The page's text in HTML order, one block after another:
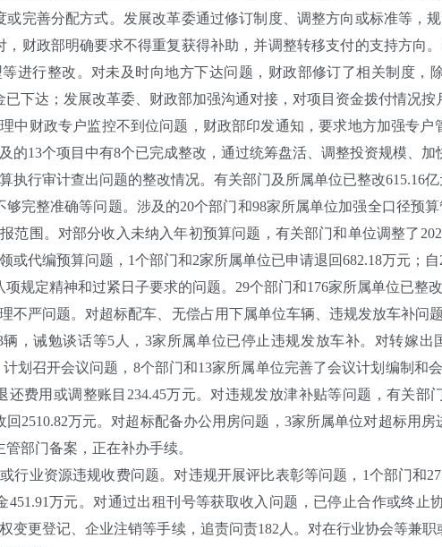
或完善分配方式。发展改革委通过修订制度、调整方向或标准等，
，财政部明确要求不得重复获得补助，并调整转移支付的支持方向
进行整改。对未及时向地方下达问题，财政部修订了相关制度，
下达；发展改革委、财政部加强沟通对接，对项目资金拨付情况按
财政专户监控不到位问题，财政部印发通知，要求地方加强专户
的13个项目中有8个已完成整改，通过统筹盘活、调整投资规模、加
行审计查出问题的整改情况。有关部门及所属单位已整改615.16亿
整准确等问题。涉及的20个部门和98家所属单位加强全口径预算
范围。对部分收入未纳入年初预算问题，有关部门和单位调整了
或代编预算问题，1个部门和2家所属单位已申请退回682.18万元；自
定精神和过紧日子要求的问题。29个部门和176家所属单位已整改
严问题。对超标配车、无偿占用下属单位车辆、违规发放车补问
辆，诫勉谈话等5人，3家所属单位已停止违规发放车补。对转嫁
计划召开会议问题，8个部门和13家所属单位完善了会议计划编制和
还费用或调整账目234.45万元。对违规发放津补贴等问题，有关
回2510.82万元。对超标配备办公用房问题，3家所属单位对超标用
部门备案，正在补办手续。
业资源违规收费问题。对违规开展评比表彰等问题，1个部门和
451.91万元。对通过出租刊号等获取收入问题，已停止合作或终
变更登记、企业注销等手续，追责问责182人。对在行业协会等兼